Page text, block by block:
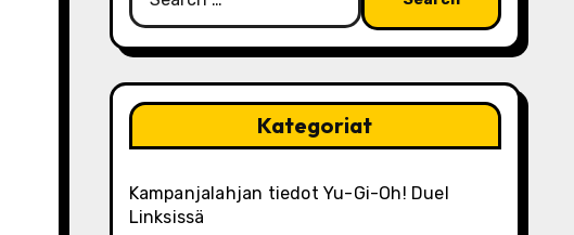
for:
Kategoriat
Kampanjalahjan tiedot Yu-Gi-Oh! Duel
Linksissä